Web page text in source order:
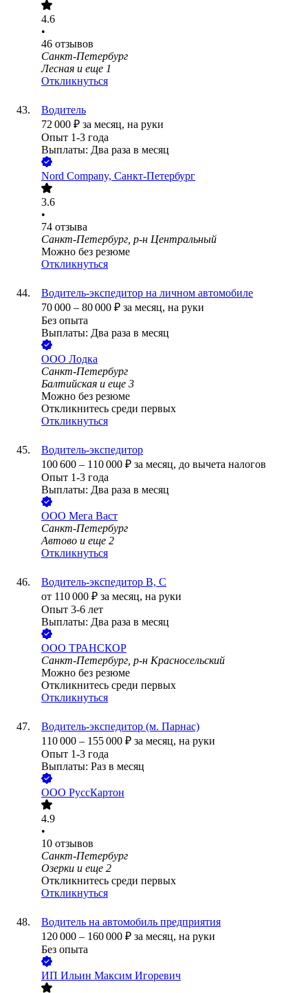
4.6
•
46 отзывов
Санкт-Петербург
Лесная и еще 1
Откликнуться
Водитель
72 000 ₽ за месяц, на руки
Опыт 1-3 года
Выплаты: Два раза в месяц
Nord Company, Санкт-Петербург
3.6
•
74 отзыва
Санкт-Петербург, р-н Центральный
Можно без резюме
Откликнуться
Водитель-экспедитор на личном автомобиле
70 000 – 80 000 ₽ за месяц, на руки
Без опыта
Выплаты: Два раза в месяц
ООО Лодка
Санкт-Петербург
Балтийская и еще 3
Можно без резюме
Откликнитесь среди первых
Откликнуться
Водитель-экспедитор
100 600 – 110 000 ₽ за месяц, до вычета налогов
Опыт 1-3 года
Выплаты: Два раза в месяц
ООО Мега Васт
Санкт-Петербург
Автово и еще 2
Откликнуться
Водитель-экспедитор В, С
от 110 000 ₽ за месяц, на руки
Опыт 3-6 лет
Выплаты: Два раза в месяц
ООО ТРАНСКОР
Санкт-Петербург, р-н Красносельский
Можно без резюме
Откликнитесь среди первых
Откликнуться
Водитель-экспедитор (м. Парнас)
110 000 – 155 000 ₽ за месяц, на руки
Опыт 1-3 года
Выплаты: Раз в месяц
ООО РуссКартон
4.9
•
10 отзывов
Санкт-Петербург
Озерки и еще 2
Откликнитесь среди первых
Откликнуться
Водитель на автомобиль предприятия
120 000 – 160 000 ₽ за месяц, на руки
Без опыта
ИП Ильин Максим Игоревич